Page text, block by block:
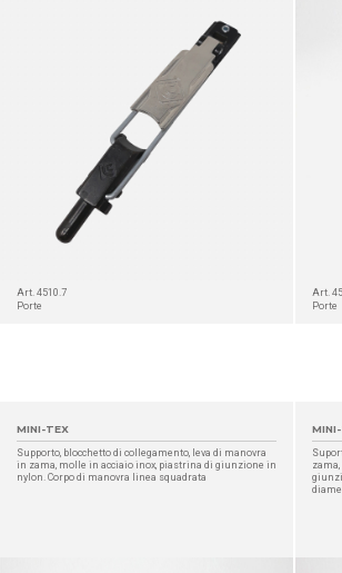
Art. 4510.7
Porte
Art.
Porte
MINI-TEX
Supporto, blocchetto di collegamento, leva di manovra
in zama, molle in acciaio inox, piastrina di giunzione in
nylon. Corpo di manovra linea squadrata